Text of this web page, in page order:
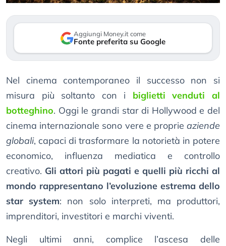
Aggiungi Money.it come
Fonte preferita su Google
Nel cinema contemporaneo il successo non si
misura più soltanto con i biglietti venduti al
botteghino. Oggi le grandi star di Hollywood e del
cinema internazionale sono vere e proprie aziende
globali, capaci di trasformare la notorietà in potere
economico, influenza mediatica e controllo
creativo. Gli attori più pagati e quelli più ricchi al
mondo rappresentano l’evoluzione estrema dello
star system: non solo interpreti, ma produttori,
imprenditori, investitori e marchi viventi.
Negli ultimi anni, complice l’ascesa delle